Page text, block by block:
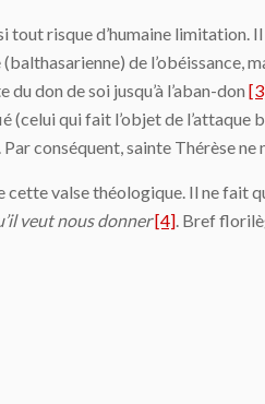
risque d’humaine limitation.
de l’obéissance,
don de soi jusqu’à l’aban-don
qui fait l’objet de l’attaque
conséquent, sainte Thérèse ne
cette valse théologique. Il ne fait
veut nous donner[4] . Bref